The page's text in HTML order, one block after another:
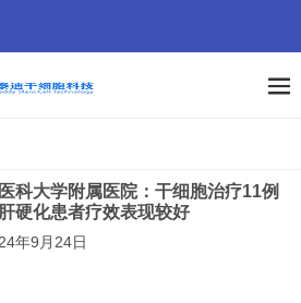
科大学附属医院：干细胞治疗11例
硬化患者疗效表现较好
年9月24日